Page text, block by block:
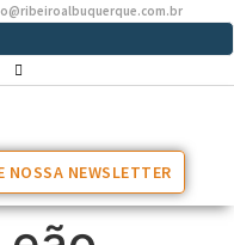
NOSSA NEWSLETTER